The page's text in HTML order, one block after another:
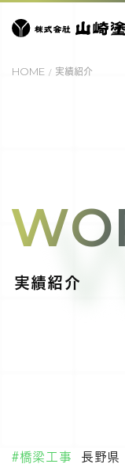
実績紹介
HOME 実績紹介
#橋梁工事 長野県